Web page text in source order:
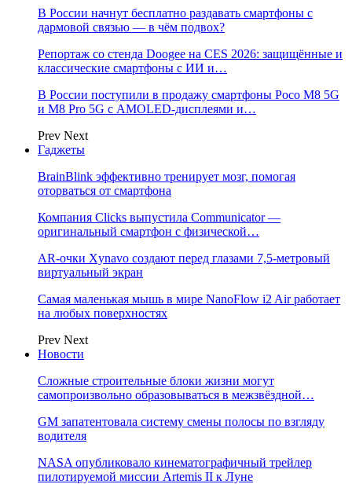
В России начнут бесплатно раздавать смартфоны с
дармовой связью — в чём подвох?
Репортаж со стенда Doogee на CES 2026: защищённые и
классические смартфоны с ИИ и…
В России поступили в продажу смартфоны Poco M8 5G
и M8 Pro 5G с AMOLED-дисплеями и…
Prev Next
Гаджеты
BrainBlink эффективно тренирует мозг, помогая
оторваться от смартфона
Компания Clicks выпустила Communicator —
оригинальный смартфон с физической…
AR-очки Xynavo создают перед глазами 7,5-метровый
виртуальный экран
Самая маленькая мышь в мире NanoFlow i2 Air работает
на любых поверхностях
Prev Next
Новости
Сложные строительные блоки жизни могут
самопроизвольно образовываться в межзвёздной…
GM запатентовала систему смены полосы по взгляду
водителя
NASA опубликовало кинематографичный трейлер
пилотируемой миссии Artemis II к Луне